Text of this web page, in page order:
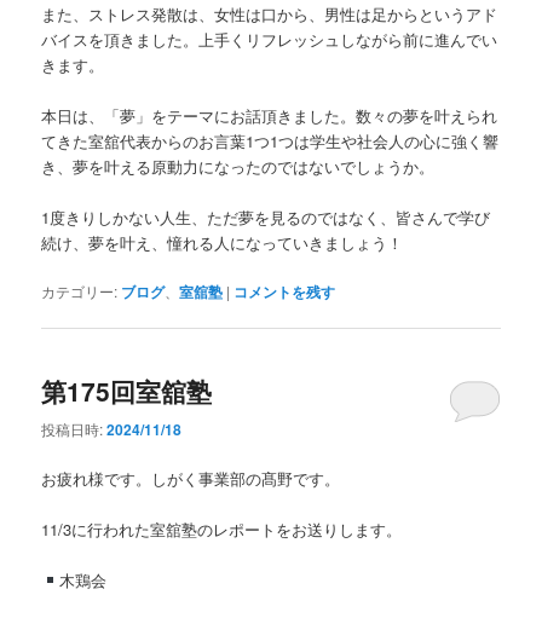
また、ストレス発散は、女性は口から、男性は足からというアド
バイスを頂きました。上手くリフレッシュしながら前に進んでい
きます。
本日は、「夢」をテーマにお話頂きました。数々の夢を叶えられ
てきた室舘代表からのお言葉1つ1つは学生や社会人の心に強く響
き、夢を叶える原動力になったのではないでしょうか。
1度きりしかない人生、ただ夢を見るのではなく、皆さんで学び
続け、夢を叶え、憧れる人になっていきましょう！
カテゴリー: ブログ、室舘塾 | コメントを残す
第175回室舘塾
投稿日時:2024/11/18
お疲れ様です。しがく事業部の髙野です。
11/3に行われた室舘塾のレポートをお送りします。
木鶏会